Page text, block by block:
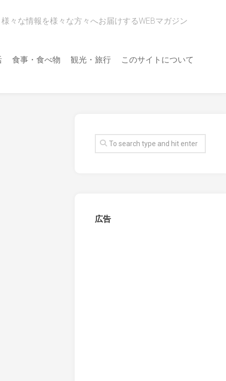
様々な情報を様々な方々へお届けするWEBマガジン
食事・食べ物 観光・旅行 このサイトについて
広告